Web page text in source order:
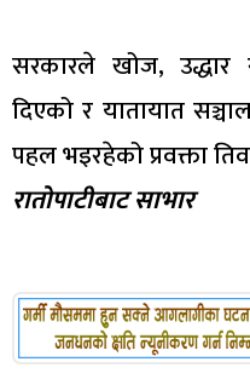
सरकारले खोज, उद्धार
दिएको र यातायात
पहल भइरहेको प्रवक्ता
रातोपाटीबाट साभार